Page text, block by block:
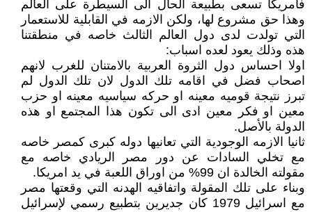
فأمريكا تسعى بطبيعة الحال الى السيطرة على العالم
وهذا حق مشروع لها، ولكن الازمه في القابلية للاستعمار
التي تولدت لدى دول العالم الثالث خاصه في منطقتنا
هذه وذلك يعود لعده اسباب:
اولا احساس دول الثروة العربية بالامتنان للغرب لانهم
اصحاب فضل في اقامه تلك الدول لان تلك الدول لم
تبرز نتيجة قوميه معينه او حركه سياسيه معينه او حزب
معين او فكر معين ادى الى تكون هذا المجتمع او هذه
الدولة بالأصل.
ثانيا الازمه الوجودية التي تعانيها دوله كبرى كمصر خاصه
مع تخلي السادات عن دور مصر الريادي خاصه مع
مقولته الخالدة ان 99% من اوراق اللعبة في يد امريكا.
وبناء على تلك المقولة واتفاقيه الهدنه التي وقعتها مصر
مع اسرائيل 1979 كان جديرين بتطبيع رسمي لإسرائيل